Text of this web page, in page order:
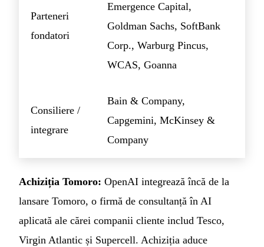
Parteneri
fondatori
Emergence Capital,
Goldman Sachs, SoftBank
Corp., Warburg Pincus,
WCAS, Goanna
Consiliere /
integrare
Bain & Company,
Capgemini, McKinsey &
Company
Achiziția Tomoro: OpenAI integrează încă de la
lansare Tomoro, o firmă de consultanță în AI
aplicată ale cărei companii cliente includ Tesco,
Virgin Atlantic și Supercell. Achiziția aduce